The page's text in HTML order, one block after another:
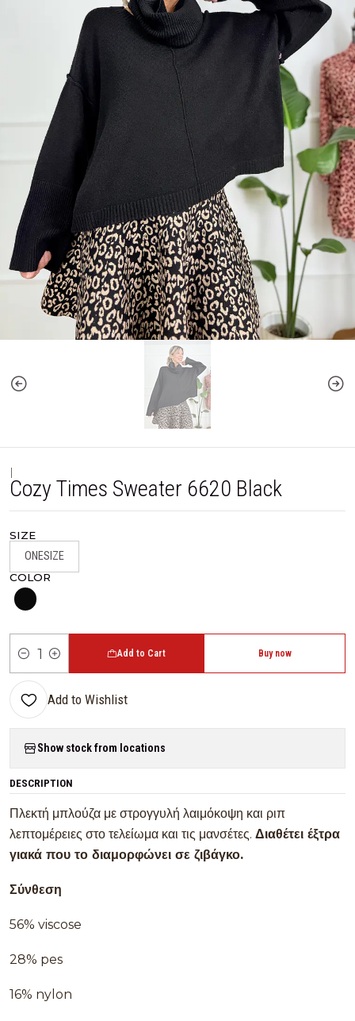
|
Cozy Times Sweater 6620 Black
SIZE
ONESIZE
COLOR
Quantity
Add to Cart Buy now
Add to Wishlist
Show stock from locations
DESCRIPTION
Πλεκτή μπλούζα με στρογγυλή λαιμόκοψη και ριπ
λεπτομέρειες στο τελείωμα και τις μανσέτες. Διαθέτει έξτρα
γιακά που το διαμορφώνει σε ζιβάγκο.
Σύνθεση
56% viscose
28% pes
16% nylon